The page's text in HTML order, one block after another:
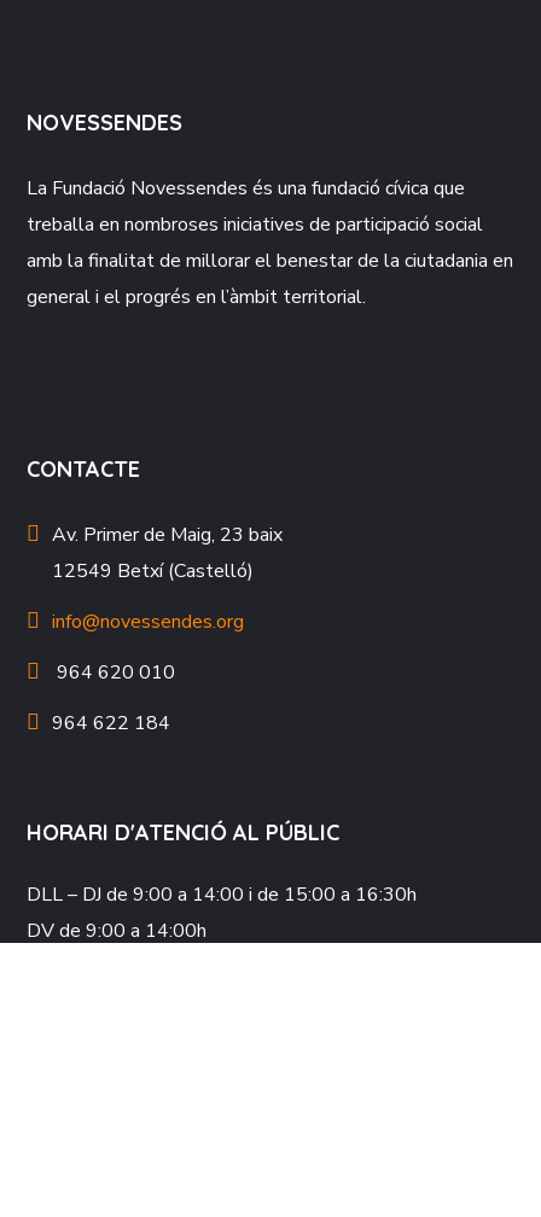
NOVESSENDES
La Fundació Novessendes és una fundació cívica que
treballa en nombroses iniciatives de participació social
amb la finalitat de millorar el benestar de la ciutadania en
general i el progrés en l’àmbit territorial.
CONTACTE
Av. Primer de Maig, 23 baix
12549 Betxí (Castelló)
info@novessendes.org
964 620 010
964 622 184
HORARI D'ATENCIÓ AL PÚBLIC
DLL – DJde 9:00 a 14:00 i de 15:00 a 16:30h
DVde 9:00 a 14:00h